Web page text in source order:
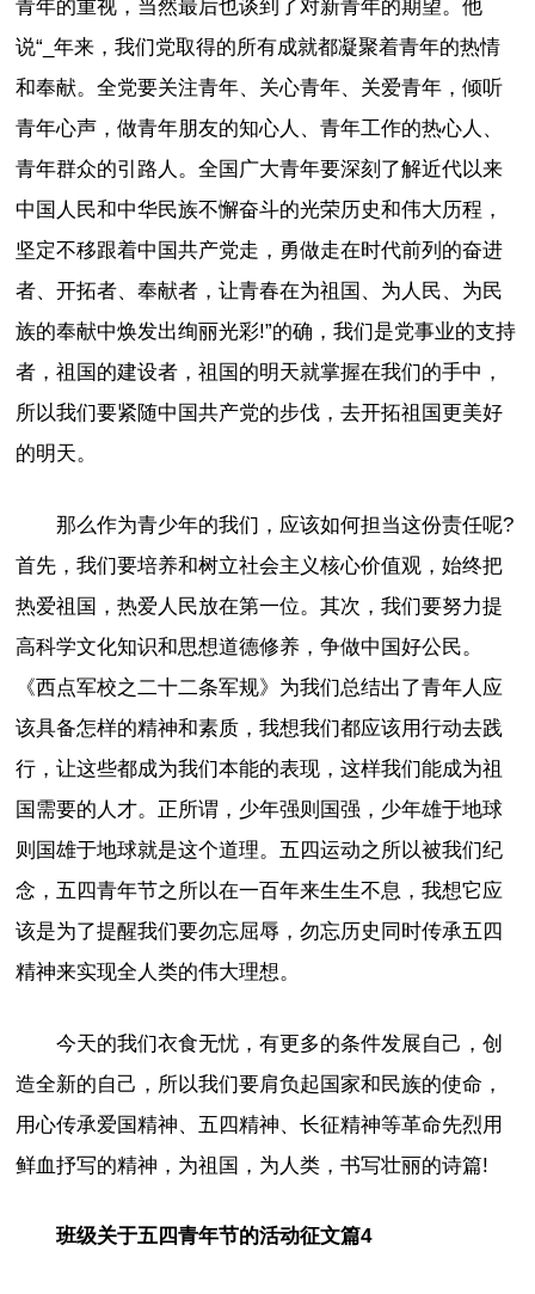
青年的重视，当然最后也谈到了对新青年的期望。他
说“_年来，我们党取得的所有成就都凝聚着青年的热情
和奉献。全党要关注青年、关心青年、关爱青年，倾听
青年心声，做青年朋友的知心人、青年工作的热心人、
青年群众的引路人。全国广大青年要深刻了解近代以来
中国人民和中华民族不懈奋斗的光荣历史和伟大历程，
坚定不移跟着中国共产党走，勇做走在时代前列的奋进
者、开拓者、奉献者，让青春在为祖国、为人民、为民
族的奉献中焕发出绚丽光彩!”的确，我们是党事业的支持
者，祖国的建设者，祖国的明天就掌握在我们的手中，
所以我们要紧随中国共产党的步伐，去开拓祖国更美好
的明天。
那么作为青少年的我们，应该如何担当这份责任呢?
首先，我们要培养和树立社会主义核心价值观，始终把
热爱祖国，热爱人民放在第一位。其次，我们要努力提
高科学文化知识和思想道德修养，争做中国好公民。
《西点军校之二十二条军规》为我们总结出了青年人应
该具备怎样的精神和素质，我想我们都应该用行动去践
行，让这些都成为我们本能的表现，这样我们能成为祖
国需要的人才。正所谓，少年强则国强，少年雄于地球
则国雄于地球就是这个道理。五四运动之所以被我们纪
念，五四青年节之所以在一百年来生生不息，我想它应
该是为了提醒我们要勿忘屈辱，勿忘历史同时传承五四
精神来实现全人类的伟大理想。
今天的我们衣食无忧，有更多的条件发展自己，创
造全新的自己，所以我们要肩负起国家和民族的使命，
用心传承爱国精神、五四精神、长征精神等革命先烈用
鲜血抒写的精神，为祖国，为人类，书写壮丽的诗篇!
班级关于五四青年节的活动征文篇4